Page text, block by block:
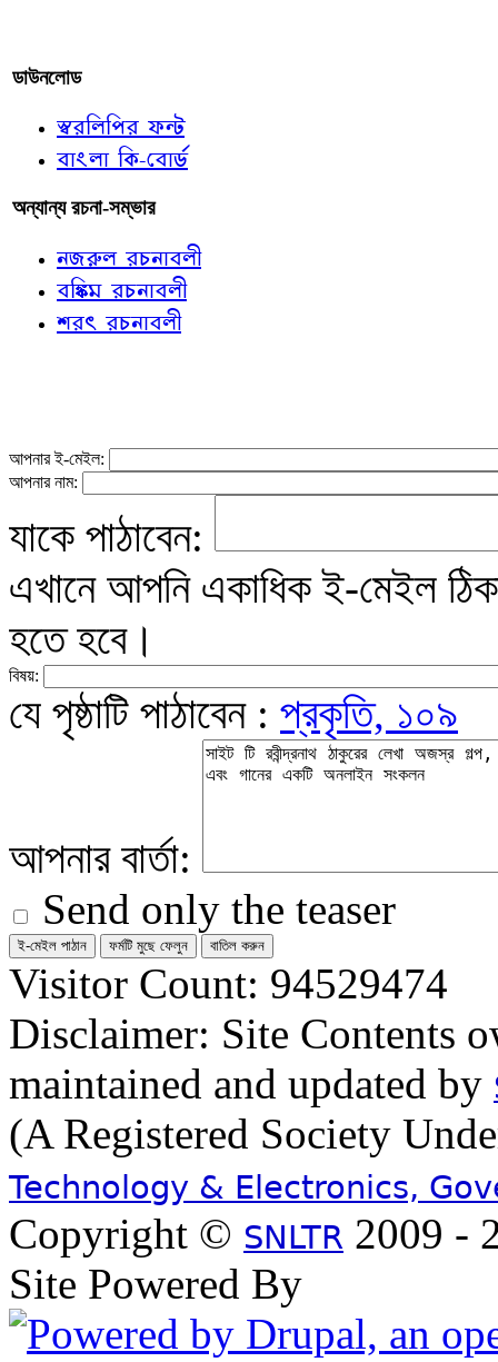
ডাউনলোড
স্বরলিপির ফন্ট
বাংলা কি-বোর্ড
অন্যান্য রচনা-সম্ভার
নজরুল রচনাবলী
বঙ্কিম রচনাবলী
শরৎ রচনাবলী
আপনার ই-মেইল:
আপনার নাম:
যাকে পাঠাবেন:
এখানে আপনি একাধিক ই-মেইল
হতে হবে।
বিষয়:
যে পৃষ্ঠাটি পাঠাবেন : প্রকৃতি, ১০৯
আপনার বার্তা:
Send only the teaser
Visitor Count: 94529474
Disclaimer: Site Contents
maintained and updated by
(A Registered Society
Technology & Electronics,
Copyright © SNLTR 2009 -
Site Powered By